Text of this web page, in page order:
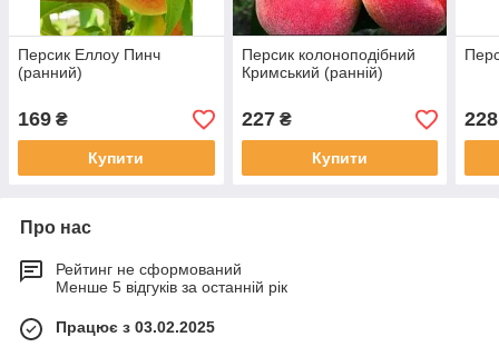
Персик Еллоу Пинч
(ранний)
169 ₴
Купити
Персик колоноподібний
Кримський (ранній)
227₴
Купити
228
Про нас
Рейтинг не сформований
Менше 5 відгуків за останній рік
Працює з 03.02.2025